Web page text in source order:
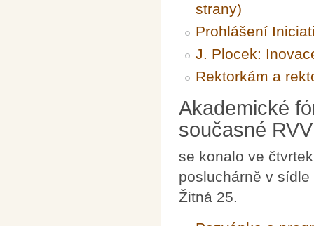
strany)
Prohlášení
J. Plocek:
Rektorkám a
Akademické
současné
se konalo ve
posluchárně v
Žitná 25.